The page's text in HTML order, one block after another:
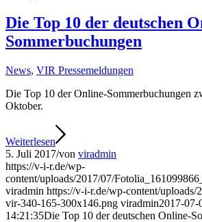
Die Top 10 der deutschen
Sommerbuchungen
News, VIR Pressemeldungen
Die Top 10 der Online-Sommerbuchungen
Oktober.
Weiterlesen
5. Juli 2017/von viradmin
https://v-i-r.de/wp-
content/uploads/2017/07/
viradmin https://v-i-r.de/wp-content/uploads/
vir-340-165-300x146.png viradmin2017-07-
14:21:35Die Top 10 der deutschen Online-